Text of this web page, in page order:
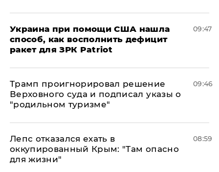
Украина при помощи США нашла
способ, как восполнить дефицит
ракет для ЗРК Patriot
09:47
Трамп проигнорировал решение
Верховного суда и подписал указы о
"родильном туризме"
09:46
Лепс отказался ехать в
оккупированный Крым: "Там опасно
для жизни"
08:59